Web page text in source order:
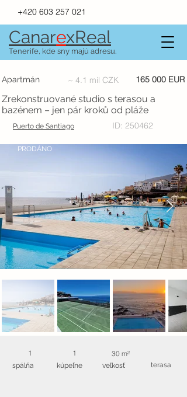
+420 603 257 021
CanarexReal
Tenerife, kde sny majú adresu.
Apartmán ~ 4.1 mil CZK 165 000 EUR
Zrekonstruované studio s terasou a
bazénem – jen pár kroků od pláže
Puerto de Santiago ID: 250462
PRODÁNO
1
spálňa
1
kúpeľne
30 m²
veľkosť terasa